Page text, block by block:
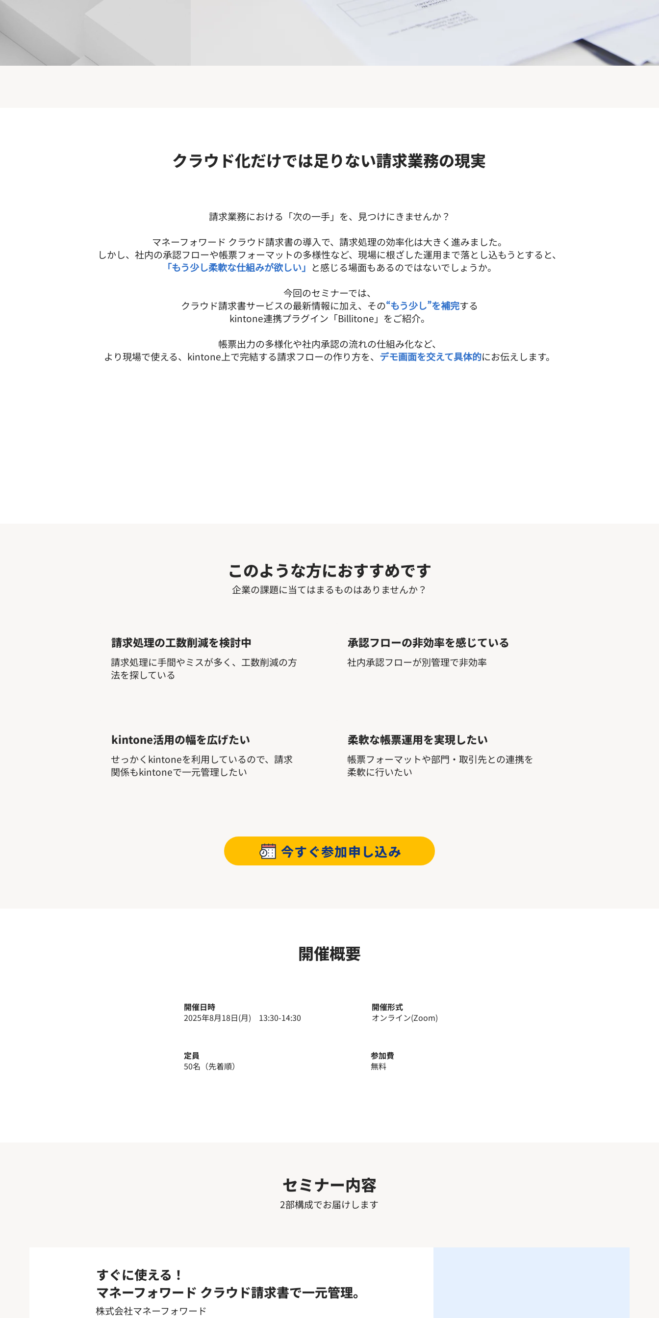
クラウド化だけでは足りない請求業務の現実
請求業務における「次の一手」を、見つけにきませんか？
マネーフォワード クラウド請求書の導入で、請求処理の効率化は大きく進みました。
しかし、社内の承認フローや帳票フォーマットの多様性など、現場に根ざした運用まで落とし込もうとすると、
「もう少し柔軟な仕組みが欲しい」 と感じる場面もあるのではないでしょうか。
今回のセミナーでは、
クラウド請求書サービスの最新情報に加え 、その“もう少し”を補完する
kintone連携プラグイン「Billitone」をご紹介。
帳票出力の多様化や社内承認の流れの仕組み化など、
より現場で使える、kintone上で完結する請求フローの作り方を、 デモ画面を交えて具体的にお伝えします。
このような方におすすめです
企業の課題に当てはまるものはありませんか？
請求処理の工数削減を検討中
請求処理に手間やミスが多く、工数削減の方
法を探している
kintone活用の幅を広げたい
せっかくkintoneを利用しているので、請求
関係もkintoneで一元管理したい
承認フローの非効率を感じている
社内承認フローが別管理で非効率
柔軟な帳票運用を実現したい
帳票フォーマットや部門・取引先との連携を
柔軟に行いたい
今すぐ参加申し込み
今すぐ参加申し込み
開催概要
開催日時
2025年8月18日(月) 13:30-14:30
開催形式
​オンライン(Zoom)
定員
​50名（先着順）
参加費
無料
セミナー内容
2部構成でお届けします
すぐに使える！
マネーフォワード クラウド請求書で一元管理。
株式会社マネーフォワード